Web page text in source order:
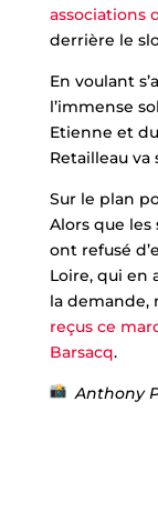
associations
derrière le
En voulant
l’immense
Etienne et
Retailleau va
Sur le plan
Alors que les
ont refusé
Loire, qui
la demande,
reçus ce
Barsacq.
Anthony